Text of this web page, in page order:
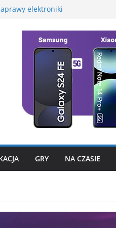
elektroniki
Huawei
2 – test, recenzja
fotograficznego
to już nie problem
GRY NA CZASIE